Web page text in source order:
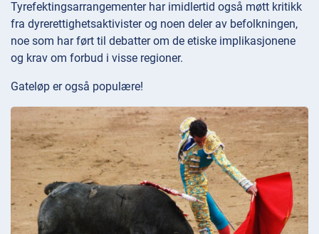
Tyrefektingsarrangementer har imidlertid også møtt kritikk
fra dyrerettighetsaktivister og noen deler av befolkningen,
noe som har ført til debatter om de etiske implikasjonene
og krav om forbud i visse regioner.
Gateløp er også populære!